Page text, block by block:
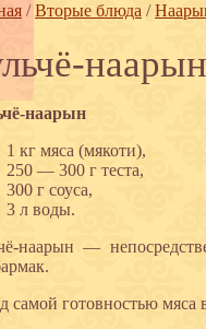
/Вторые блюда /
наарын
1 кг мяса (мякоти),
250 — 300 г теста,
300 г соуса,
3 л воды.
наарын —
самой готовностью